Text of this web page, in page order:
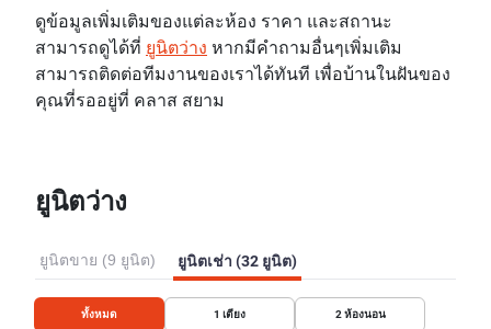
ดูข้อมูลเพิ่มเติมของแต่ละห้อง ราคา และสถานะ
สามารถดูได้ที่ ยูนิตว่าง หากมีคำถามอื่นๆเพิ่มเติม
สามารถติดต่อทีมงานของเราได้ทันที เพื่อบ้านในฝันของ
คุณที่รออยู่ที่ คลาส สยาม
ยูนิตว่าง
ยูนิตขาย (9 ยูนิต) ยูนิตเช่า (32 ยูนิต)
ทั้งหมด 1 เตียง 2 ห้องนอน